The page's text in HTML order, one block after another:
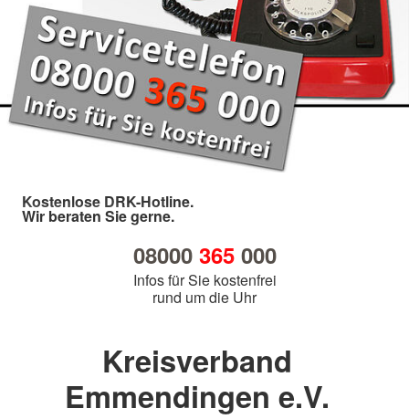
Kostenlose DRK-Hotline.
Wir beraten Sie gerne.
08000 365000
Infos für Sie kostenfrei
rund um die Uhr
Kreisverband
Emmendingen e.V.